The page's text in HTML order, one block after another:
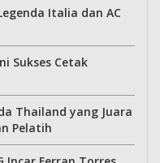
Italia dan AC
Sukses Cetak
Thailand yang Juara
Pelatih